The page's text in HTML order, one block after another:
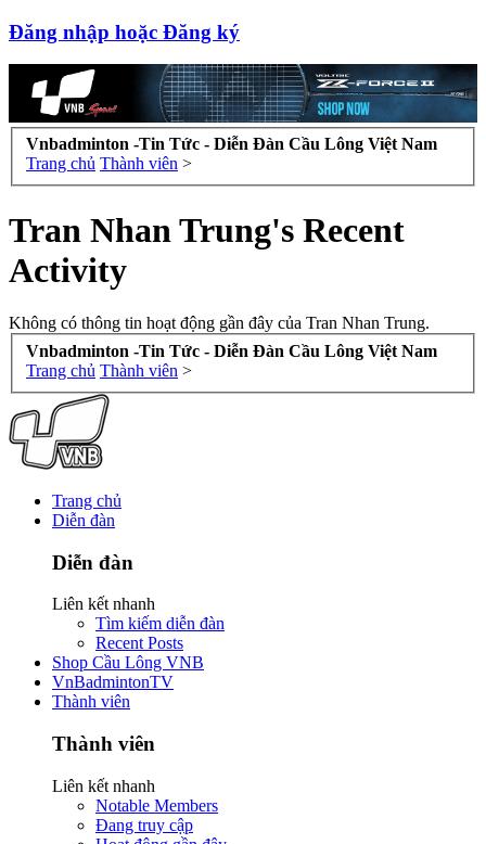
Đăng nhập hoặc Đăng ký
Vnbadminton -Tin Tức - Diễn Đàn Cầu Lông Việt Nam
Trang chủ Thành viên >
Tran Nhan Trung's Recent
Activity
Không có thông tin hoạt động gần đây của Tran Nhan Trung.
Vnbadminton -Tin Tức - Diễn Đàn Cầu Lông Việt Nam
Trang chủ Thành viên >
Trang chủ
Diễn đàn
Diễn đàn
Liên kết nhanh
Tìm kiếm diễn đàn
Recent Posts
Shop Cầu Lông VNB
VnBadmintonTV
Thành viên
Thành viên
Liên kết nhanh
Notable Members
Đang truy cập